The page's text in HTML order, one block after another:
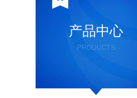
产品中心
PRODUCTS